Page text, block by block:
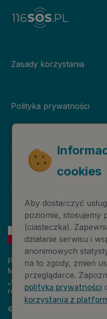
Zasady korzystania
Polityka prywatności
Deklaracja dostępności
Prawa autorskie
Platforma 116sos.pl jest
Ministerstwo Cyfryzacji.
„Człowiek w kryzysie –
rozwój wsparcia”. Wartość
©
cookies
Aby dostarczyć
poziomie, stosujemy
(ciasteczka).
działanie serwisu i
anonimowych
na to zgody, zmień
przeglądarce.
polityką prywatności
korzystania z